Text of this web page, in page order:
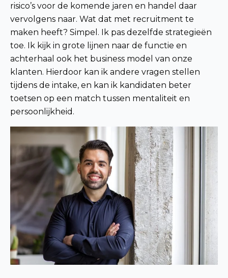
risico’s voor de komende jaren en handel daar
vervolgens naar. Wat dat met recruitment te
maken heeft? Simpel. Ik pas dezelfde strategieën
toe. Ik kijk in grote lijnen naar de functie en
achterhaal ook het business model van onze
klanten. Hierdoor kan ik andere vragen stellen
tijdens de intake, en kan ik kandidaten beter
toetsen op een match tussen mentaliteit en
persoonlijkheid.